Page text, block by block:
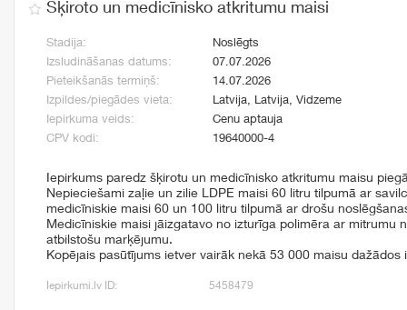
Šķiroto un medicīnisko atkritumu maisi
Stadija:
Noslēgts
Izsludināšanas datums:
07.07.2026
Pieteikšanās termiņš:
14.07.2026
Izpildes/piegādes vieta:
Latvija, Latvija, Vidzeme
Iepirkuma veids:
Cenu aptauja
CPV kodi:
19640000-4
Iepirkums paredz šķirotu un medicīnisko atkritumu maisu
Nepieciešami zaļie un zilie LDPE maisi 60 litru tilpumā ar
medicīniskie maisi 60 un 100 litru tilpumā ar drošu
Medicīniskie maisi jāizgatavo no izturīga polimēra ar mitrumu
atbilstošu marķējumu.
Kopējais pasūtījums ietver vairāk nekā 53 000 maisu
Iepirkumi.lv ID: 5458479